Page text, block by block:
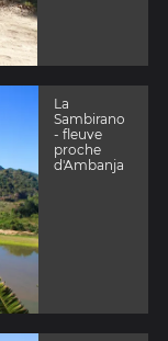
La
Sambirano
- fleuve
proche
d'Ambanja